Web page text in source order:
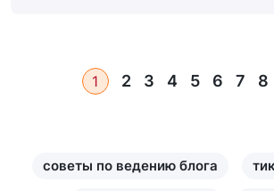
1 2 3 4 5 6 7 8
советы по ведению блога